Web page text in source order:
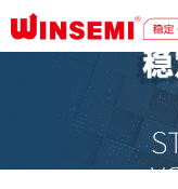
深圳市